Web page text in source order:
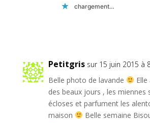
chargement…
Petitgris sur 15 juin 2015 à
Belle photo de lavande
Elle
des beaux jours , les miennes
écloses et parfument les
maison
Belle semaine